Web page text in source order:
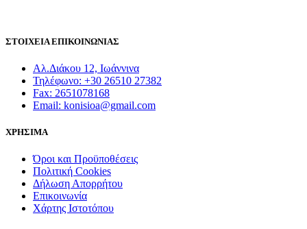
επιλεγούν
σελίδα
του
προϊόντος
ΣΤΟΙΧΕΙΑ ΕΠΙΚΟΙΝΩΝΙΑΣ
Αλ.Διάκου 12, Ιωάννινα
Τηλέφωνο: +30 26510 27382
Fax: 2651078168
Email: konisioa@gmail.com
ΧΡΗΣΙΜΑ
Όροι και Προϋποθέσεις
Πολιτική Cookies
Δήλωση Απορρήτου
Επικοινωνία
Χάρτης Ιστοτόπου